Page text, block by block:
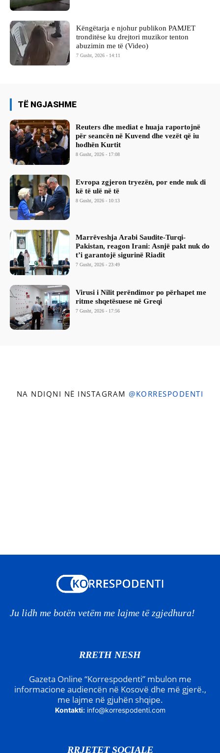
Këngëtarja e njohur publikon PAMJET
tronditëse ku drejtori muzikor tenton
abuzimin me të (Video)
7 Gusht, 2026 - 14:11
TË NGJASHME
Reuters dhe mediat e huaja raportojnë
për seancën në Kuvend dhe vezët që iu
hodhën Kurtit
8 Gusht, 2026 - 17:08
Evropa zgjeron tryezën, por ende nuk di
kë të ulë në të
8 Gusht, 2026 - 10:13
Marrëveshja Arabi Saudite-Turqi-
Pakistan, reagon Irani: Asnjë pakt nuk do
t’i garantojë sigurinë Riadit
7 Gusht, 2026 - 23:49
Virusi i Nilit perëndimor po përhapet me
ritme shqetësuese në Greqi
7 Gusht, 2026 - 17:56
NA NDIQNI NË INSTAGRAM @KORRESPODENTI
Ju lidh me botën vetëm me lajme të zgjedhura!
RRETH NESH
Gazeta Online “Korrespodenti” mbulon me
informacione audiencën në Kosovë dhe më gjerë.,
me lajme në gjuhën shqipe.
Kontakti: info@korrespodenti.com
RRJETET SOCIALE